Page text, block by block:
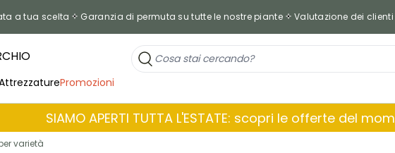
a tua scelta Garanzia di permuta su tutte le nostre piante Valutazione dei
Promozioni
SIAMO APERTI TUTTA L'ESTATE: scopri le offerte del
varietà